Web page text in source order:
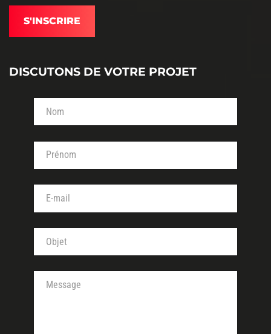
DISCUTONS DE VOTRE PROJET
Votre nom (obligatoire)
Votre prénom (obligatoire)
Votre adresse de messagerie (obligatoire)
Objet de votre message (obligatoire)
Votre message